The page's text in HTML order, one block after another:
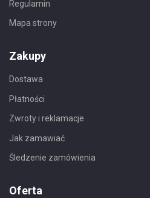
Regulamin
Mapa strony
Zakupy
Dostawa
Płatności
Zwroty i reklamacje
Jak zamawiać
Śledzenie zamówienia
Oferta